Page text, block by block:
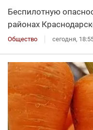
Беспилотную
районах
Общество сегодня,